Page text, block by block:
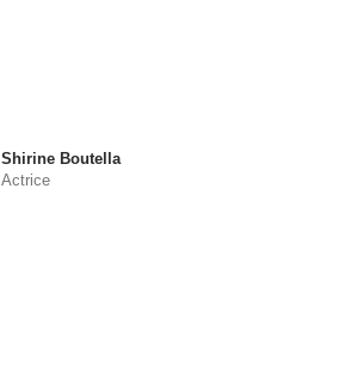
Shirine Boutella
Actrice